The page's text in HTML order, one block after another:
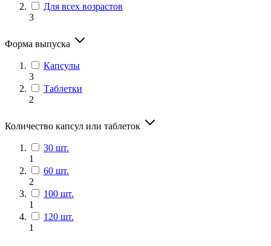
Для всех возрастов
3
Форма выпуска
Капсулы
3
Таблетки
2
Количество капсул или таблеток
30 шт.
1
60 шт.
2
100 шт.
1
120 шт.
1